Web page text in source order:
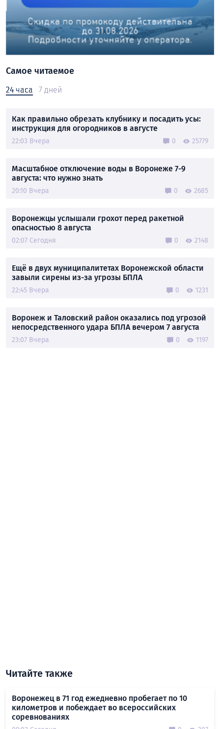
Самое читаемое
24 часа 7 дней
Как правильно обрезать клубнику и посадить усы:
инструкция для огородников в августе
22:03 Вчера 0 25779
Масштабное отключение воды в Воронеже 7-9
августа: что нужно знать
20:10 Вчера 0 2685
Воронежцы услышали грохот перед ракетной
опасностью 8 августа
02:07 Сегодня 0 2148
Ещё в двух муниципалитетах Воронежской области
завыли сирены из-за угрозы БПЛА
22:45 Вчера 0 1231
Воронеж и Таловский район оказались под угрозой
непосредственного удара БПЛА вечером 7 августа
23:07 Вчера 0 1197
Читайте также
Воронежец в 71 год ежедневно пробегает по 10
километров и побеждает во всероссийских
соревнованиях